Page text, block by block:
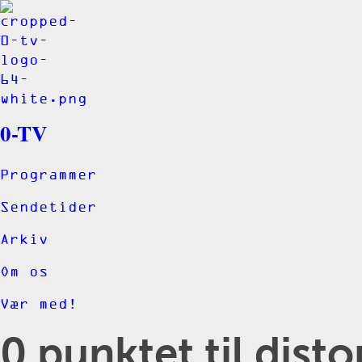
0-TV
Programmer
Sendetider
Arkiv
Om os
Vær med!